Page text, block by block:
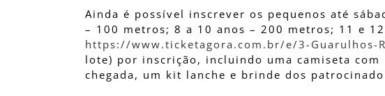
Ainda é possível inscrever os pequenos até
– 100 metros; 8 a 10 anos – 200 metros; 11 e
https://www.ticketagora.com.br/e/3-Guarulhos-
lote) por inscrição, incluindo uma camiseta
chegada, um kit lanche e brinde dos